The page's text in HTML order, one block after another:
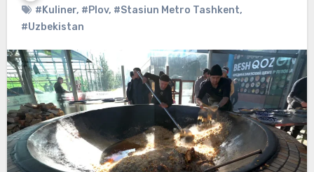
#Kuliner, #Plov, #Stasiun Metro Tashkent,
#Uzbekistan